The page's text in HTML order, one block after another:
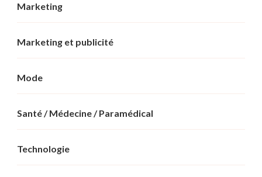
Marketing
Marketing et publicité
Mode
Santé / Médecine / Paramédical
Technologie